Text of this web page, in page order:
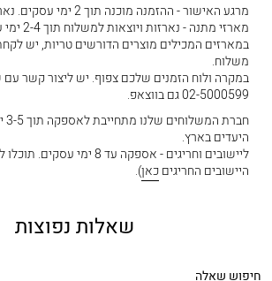
מרגע האישור - ההזמנה מוכנה תוך 2 ימי עסקים. נארזת ויוצאת למשלוח.
מארזי מתנה - נארזות ויוצאות למשלוח תוך 2-4 ימי עסקים.
משלוח.
במקרה ולוח הזמנים שלכם צפוף. יש ליצור קשר עם
02-5000599 גם בווצאפ.
היעדים בארץ.
ליישובים וחריגים - אספקה עד 8
היישובים החריגיםכאן).
שאלות נפוצות